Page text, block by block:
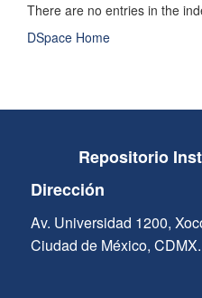
There are no entries in the
DSpace Home
Repositorio
Dirección
Av. Universidad 1200,
Ciudad de México, CDMX.